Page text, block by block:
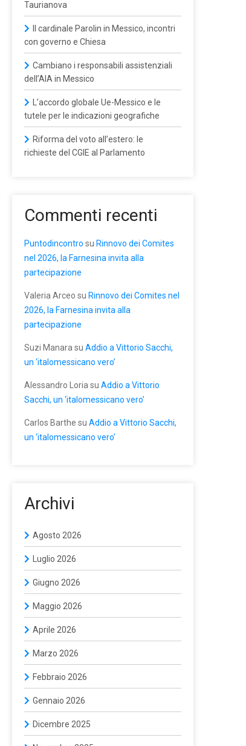
Taurianova
Il cardinale Parolin in Messico, incontri
con governo e Chiesa
Cambiano i responsabili assistenziali
dell’AIA in Messico
L’accordo globale Ue-Messico e le
tutele per le indicazioni geografiche
Riforma del voto all’estero: le
richieste del CGIE al Parlamento
Commenti recenti
Puntodincontro su Rinnovo dei Comites
nel 2026, la Farnesina invita alla
partecipazione
Valeria Arceo su Rinnovo dei Comites nel
2026, la Farnesina invita alla
partecipazione
Suzi Manara su Addio a Vittorio Sacchi,
un ‘italomessicano vero’
Alessandro Loria su Addio a Vittorio
Sacchi, un ‘italomessicano vero’
Carlos Barthe su Addio a Vittorio Sacchi,
un ‘italomessicano vero’
Archivi
Agosto 2026
Luglio 2026
Giugno 2026
Maggio 2026
Aprile 2026
Marzo 2026
Febbraio 2026
Gennaio 2026
Dicembre 2025